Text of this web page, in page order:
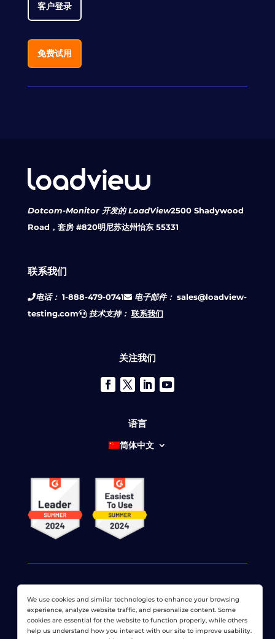
客户登录
免费试用
Dotcom-Monitor 开发的 LoadView2500 Shadywood
Road，套房 #820明尼苏达州怡东 55331
联系我们
电话： 1-888-479-0741 电子邮件： sales@loadview-
testing.com
技术支持： 联系我们
关注我们
语言
简体中文
© 2026 网络显示器公司 版权所有。 LoadView 是 Dotcom-
Monitor公司
隐私政策|服务条款|许可专利 |网站地图
We use cookies and similar technologies to enhance your browsing
experience, analyze website traffic, and personalize content. Some
cookies are essential for the website to function properly, while others
help us understand how you interact with our site to improve usability.